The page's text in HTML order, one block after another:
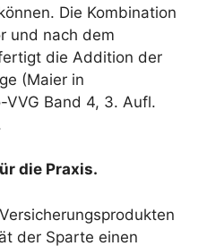
Die Kombination
und nach dem
die Addition der
(Maier in
VVG Band 4, 3. Aufl.
die Praxis.
der Sparte einen